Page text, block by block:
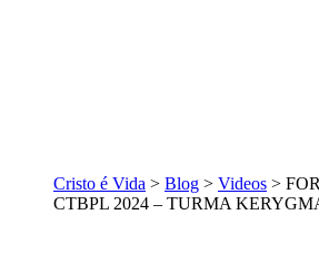
Cristo é Vida > Blog > Videos >
CTBPL 2024 – TURMA